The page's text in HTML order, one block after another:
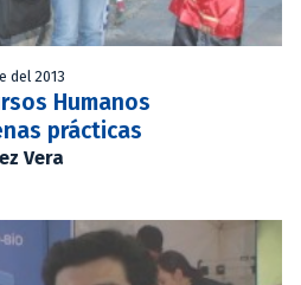
del 2013
Humanos
prácticas
Vera